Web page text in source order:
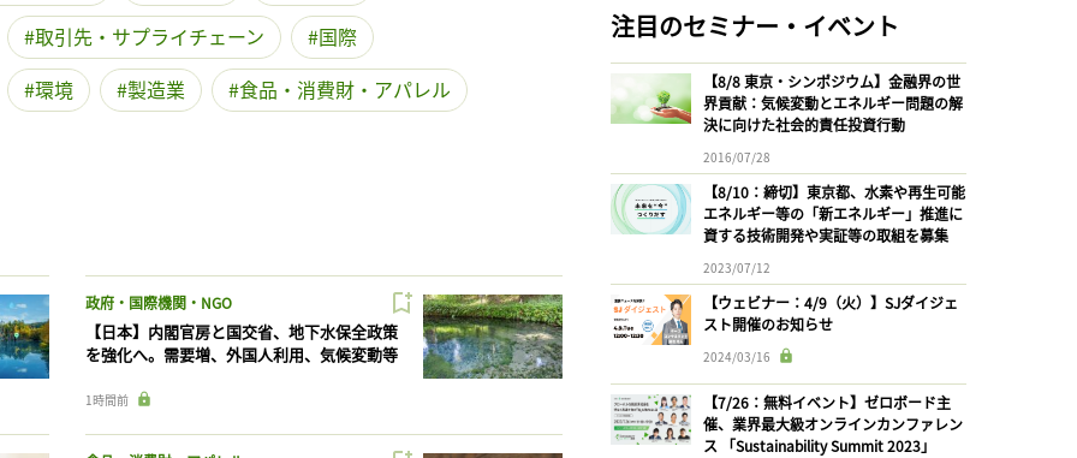
取引先・サプライチェーン
国際
環境
製造業 食品・消費財・アパレル
政府・国際機関・NGO
【日本】内閣官房と国交省、地下水保全政策
を強化へ。需要増、外国人利用、気候変動等
1時間前
注目のセミナー・イベント
【8/8 東京・シンポジウム】金融界の世
界貢献：気候変動とエネルギー問題の解
決に向けた社会的責任投資行動
2016/07/28
【8/10：締切】東京都、水素や再生可能
エネルギー等の「新エネルギー」推進に
資する技術開発や実証等の取組を募集
2023/07/12
【ウェビナー：4/9（火）】SJダイジェ
スト開催のお知らせ
2024/03/16
【7/26：無料イベント】ゼロボード主
催、業界最大級オンラインカンファレン
ス 「Sustainability Summit 2023」